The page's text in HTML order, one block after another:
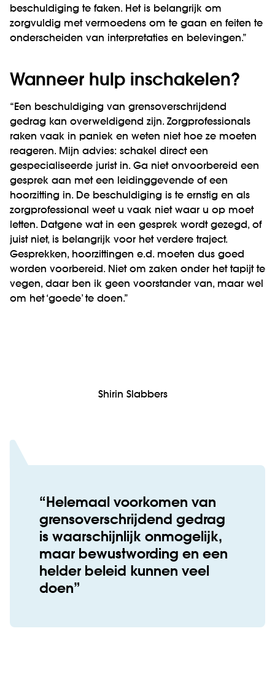
beschuldiging te faken. Het is belangrijk om
zorgvuldig met vermoedens om te gaan en feiten te
onderscheiden van interpretaties en belevingen.”
Wanneer hulp inschakelen?
“Een beschuldiging van grensoverschrijdend
gedrag kan overweldigend zijn. Zorgprofessionals
raken vaak in paniek en weten niet hoe ze moeten
reageren. Mijn advies: schakel direct een
gespecialiseerde jurist in. Ga niet onvoorbereid een
gesprek aan met een leidinggevende of een
hoorzitting in. De beschuldiging is te ernstig en als
zorgprofessional weet u vaak niet waar u op moet
letten. Datgene wat in een gesprek wordt gezegd, of
juist niet, is belangrijk voor het verdere traject.
Gesprekken, hoorzittingen e.d. moeten dus goed
worden voorbereid. Niet om zaken onder het tapijt te
vegen, daar ben ik geen voorstander van, maar wel
om het ‘goede’ te doen.”
Shirin Slabbers
Helemaal voorkomen van
grensoverschrijdend gedrag
is waarschijnlijk onmogelijk,
maar bewustwording en een
helder beleid kunnen veel
doen